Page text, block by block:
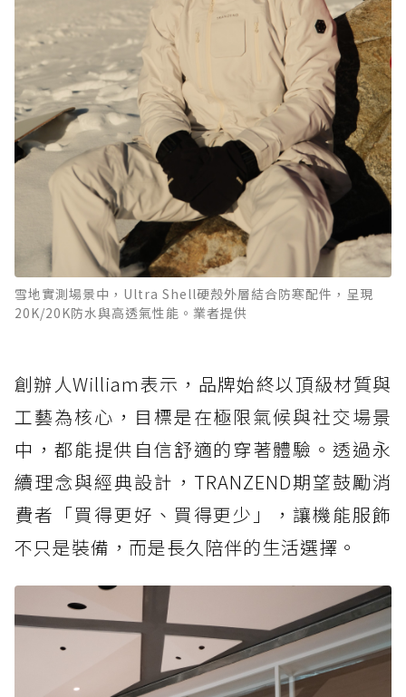
雪地實測場景中，Ultra Shell硬殼外層結合防寒配件，呈現
20K/20K防水與高透氣性能。業者提供
創辦人William表示，品牌始終以頂級材質與
工藝為核心，目標是在極限氣候與社交場景
中，都能提供自信舒適的穿著體驗。透過永
續理念與經典設計，TRANZEND期望鼓勵消
費者「買得更好、買得更少」，讓機能服飾
不只是裝備，而是長久陪伴的生活選擇。